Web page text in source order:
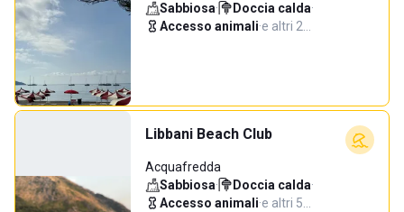
Sabbiosa· Doccia calda·
Accesso animali·e altri 2…
Libbani Beach Club
Acquafredda
Sabbiosa· Doccia calda·
Accesso animali·e altri 5…